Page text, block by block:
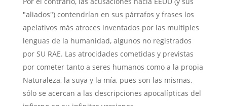
"aliados") contendrían en sus párrafos y frases los
apelativos más atroces inventados por las multiples
lenguas de la humanidad, algunos no registrados
por SU RAE. Las atrocidades cometidas y previstas
por cometer tanto a seres humanos como a la propia
Naturaleza, la suya y la mía, pues son las mismas,
sólo se acercan a las descripciones apocalípticas del